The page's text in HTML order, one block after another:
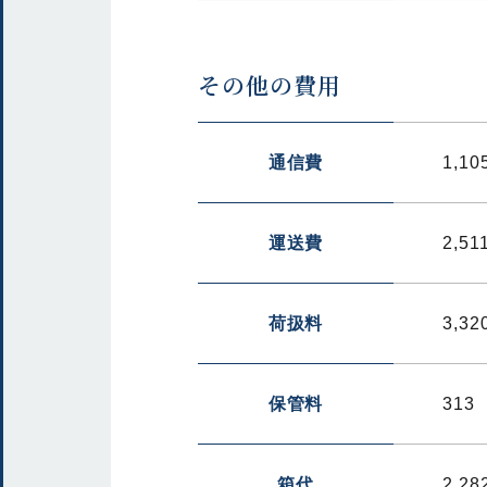
その他の費用
通信費
運送費 2,511
荷扱料
保管料 313